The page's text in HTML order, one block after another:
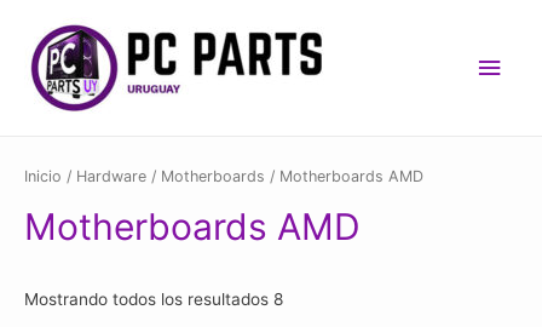
Inicio / Hardware / Motherboards / Motherboards AMD
Motherboards AMD
Mostrando todos los resultados 8